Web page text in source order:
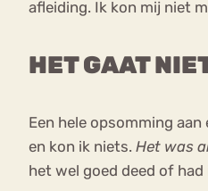
afleiding. Ik kon mij niet
HET GAAT
Een hele opsomming
en kon ik niets. Het was
het wel goed deed of